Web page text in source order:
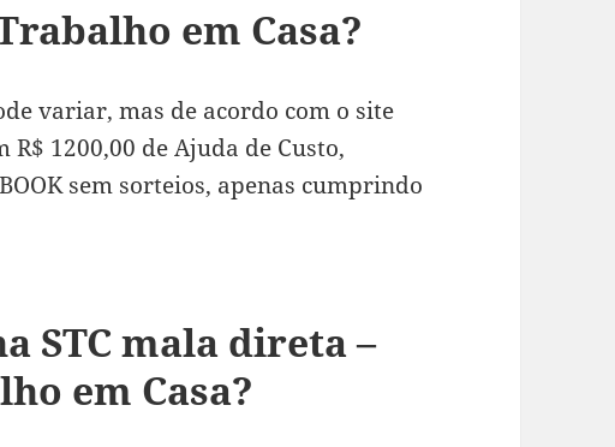
em Casa?
variar, mas de acordo com o site
1200,00 de Ajuda de Custo,
sem sorteios, apenas cumprindo
STC mala direta –
em Casa?